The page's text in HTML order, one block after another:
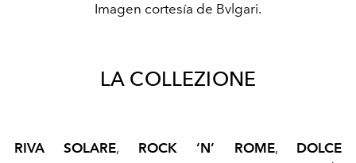
Imagen cortesía de Bvlgari.
LA COLLEZIONE
RIVA SOLARE, ROCK ‘N’ ROME, DOLCE